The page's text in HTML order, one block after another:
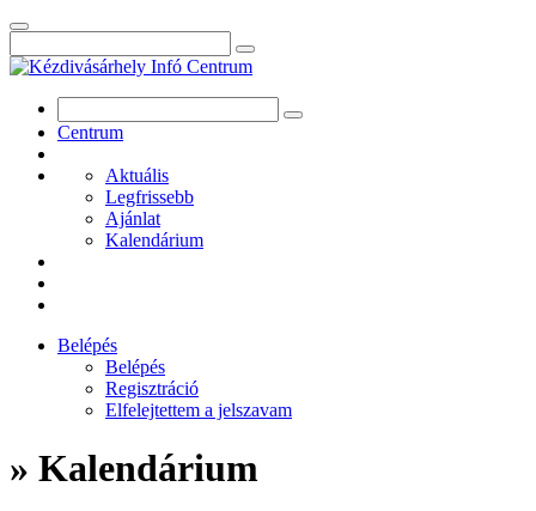
Centrum
Aktuális
Legfrissebb
Ajánlat
Kalendárium
Belépés
Belépés
Regisztráció
Elfelejtettem a jelszavam
» Kalendárium